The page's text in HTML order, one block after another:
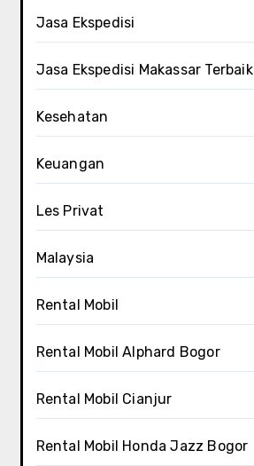
Jasa Ekspedisi
Jasa Ekspedisi Makassar Terbaik
Kesehatan
Keuangan
Les Privat
Malaysia
Rental Mobil
Rental Mobil Alphard Bogor
Rental Mobil Cianjur
Rental Mobil Honda Jazz Bogor